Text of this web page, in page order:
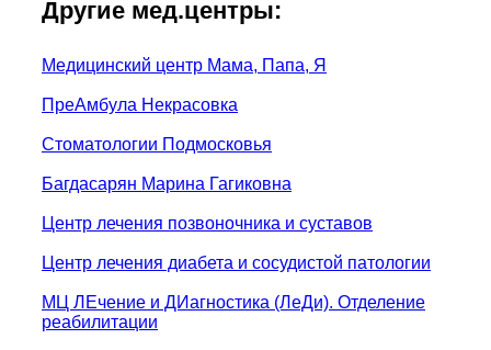
Другие мед.центры:
Медицинский центр Мама, Папа, Я
ПреАмбула Некрасовка
Стоматологии Подмосковья
Багдасарян Марина Гагиковна
Центр лечения позвоночника и суставов
Центр лечения диабета и сосудистой патологии
МЦ ЛЕчение и ДИагностика (ЛеДи). Отделение
реабилитации